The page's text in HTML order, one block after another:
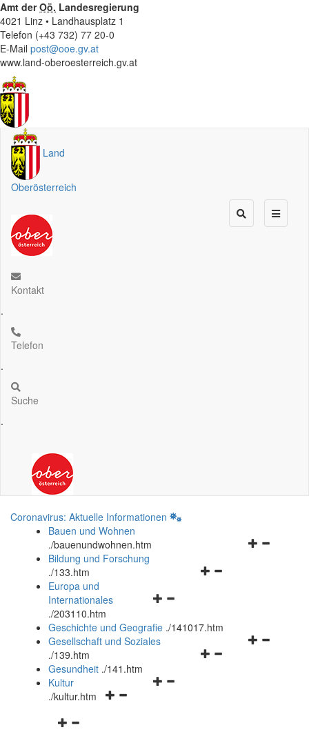
Amt derOö. Landesregierung
4021 Linz • Landhausplatz 1
Telefon (+43 732) 77 20-0
E-Mail post@ooe.gv.at
www.land-oberoesterreich.gv.at
Land
Oberösterreich
Kontakt
.
Telefon
.
Suche
.
Coronavirus: Aktuelle Informationen
Bauen und Wohnen
./bauenundwohnen.htm
Navigationsmenü
Bildung und Forschung
./133.htm
Navigationsmenü
und
schließen
Europa und
Internationales
./203110.htm
Geschichte und Geografie ./141017.htm
Navigationsmenü
Gesellschaft und Soziales
./139.htm
Navigationsmenü
Gesundheit ./141.htm
Navigationsmenü
Kultur
./kultur.htm
Navigationsmenü